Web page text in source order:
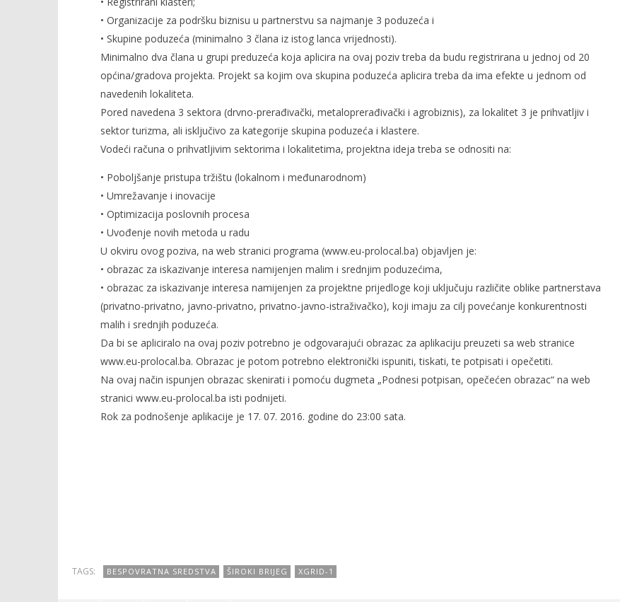
• Organizacije za podršku biznisu u partnerstvu sa najmanje 3 poduzeća i
• Skupine poduzeća (minimalno 3 člana iz istog lanca vrijednosti).
Minimalno dva člana u grupi preduzeća koja aplicira na ovaj poziv treba da budu registrirana u jednoj od 20
općina/gradova projekta. Projekt sa kojim ova skupina poduzeća aplicira treba da ima efekte u jednom od
navedenih lokaliteta.
Pored navedena 3 sektora (drvno-prerađivački, metaloprerađivački i agrobiznis), za lokalitet 3 je prihvatljiv i
sektor turizma, ali isključivo za kategorije skupina poduzeća i klastere.
Vodeći računa o prihvatljivim sektorima i lokalitetima, projektna ideja treba se odnositi na:
• Poboljšanje pristupa tržištu (lokalnom i međunarodnom)
• Umrežavanje i inovacije
• Optimizacija poslovnih procesa
• Uvođenje novih metoda u radu
U okviru ovog poziva, na web stranici programa (www.eu-prolocal.ba) objavljen je:
• obrazac za iskazivanje interesa namijenjen malim i srednjim poduzećima,
• obrazac za iskazivanje interesa namijenjen za projektne prijedloge koji uključuju različite oblike partnerstava
(privatno-privatno, javno-privatno, privatno-javno-istraživačko), koji imaju za cilj povećanje konkurentnosti
malih i srednjih poduzeća.
Da bi se apliciralo na ovaj poziv potrebno je odgovarajući obrazac za aplikaciju preuzeti sa web stranice
www.eu-prolocal.ba. Obrazac je potom potrebno elektronički ispuniti, tiskati, te potpisati i opečetiti.
Na ovaj način ispunjen obrazac skenirati i pomoću dugmeta „Podnesi potpisan, opečećen obrazac“ na web
stranici www.eu-prolocal.ba isti podnijeti.
Rok za podnošenje aplikacije je 17. 07. 2016. godine do 23:00 sata.
TAGS: BESPOVRATNA SREDSTVA ŠIROKI BRIJEG XGRID-1